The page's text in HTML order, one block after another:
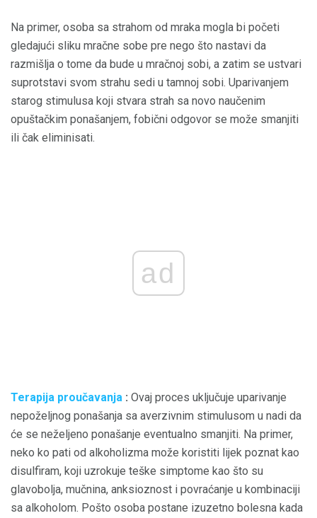
Na primer, osoba sa strahom od mraka mogla bi početi
gledajući sliku mračne sobe pre nego što nastavi da
razmišlja o tome da bude u mračnoj sobi, a zatim se ustvari
suprotstavi svom strahu sedi u tamnoj sobi. Uparivanjem
starog stimulusa koji stvara strah sa novo naučenim
opuštačkim ponašanjem, fobični odgovor se može smanjiti
ili čak eliminisati.
ad
Terapija proučavanja : Ovaj proces uključuje uparivanje
nepoželjnog ponašanja sa averzivnim stimulusom u nadi da
će se neželjeno ponašanje eventualno smanjiti. Na primer,
neko ko pati od alkoholizma može koristiti lijek poznat kao
disulfiram, koji uzrokuje teške simptome kao što su
glavobolja, mučnina, anksioznost i povraćanje u kombinaciji
sa alkoholom. Pošto osoba postane izuzetno bolesna kada